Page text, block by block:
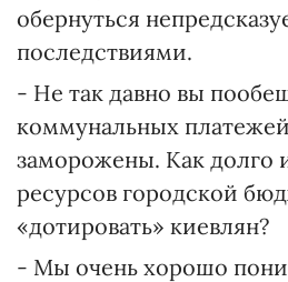
обернуться
последствиями.
- Не так давно вы
коммунальных
заморожены. Как долго
ресурсов городской
«дотировать» киевлян?
- Мы очень хорошо